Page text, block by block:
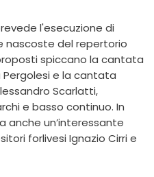
l'esecuzione di
nascoste del repertorio
spiccano la cantata
Pergolesi e la cantata
Scarlatti,
e basso continuo. In
anche un’interessante
forlivesi Ignazio Cirri e